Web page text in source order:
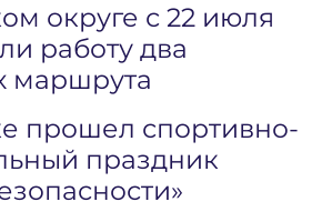
округе с 22 июля
работу два
маршрута
прошел спортивно-
праздник